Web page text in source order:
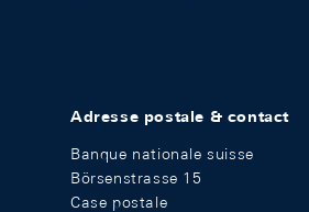
Adresse postale & contact
Banque nationale suisse
Börsenstrasse 15
Case postale